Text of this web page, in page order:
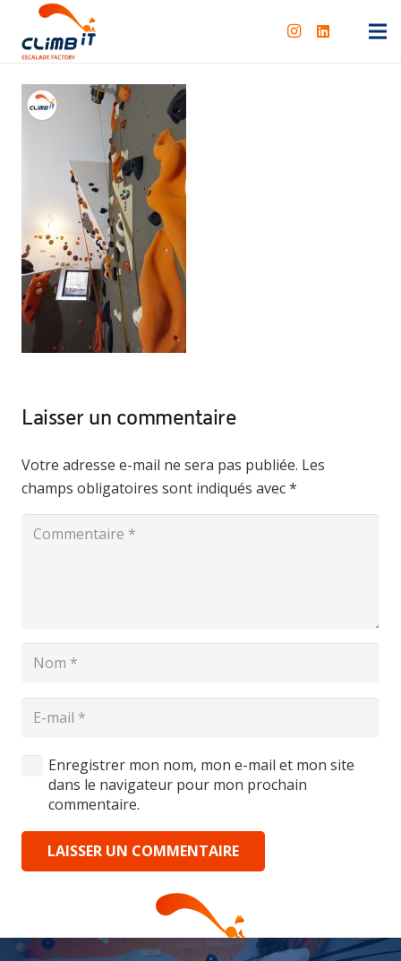
Laisser un commentaire
Votre adresse e-mail ne sera pas publiée. Les
champs obligatoires sont indiqués avec*
Enregistrer mon nom, mon e-mail et mon site
dans le navigateur pour mon prochain
commentaire.
LAISSER UN COMMENTAIRE